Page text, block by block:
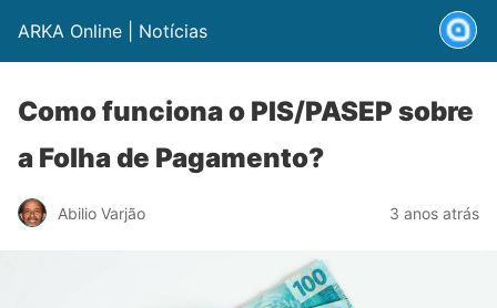
ARKA Online | Notícias
Como funciona o PIS/PASEP sobre
a Folha de Pagamento?
Abilio Varjão 3 anos atrás